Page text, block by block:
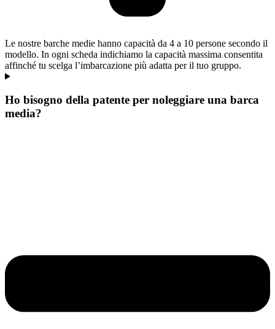
Le nostre barche medie hanno capacità da 4 a 10 persone secondo il
modello. In ogni scheda indichiamo la capacità massima consentita
affinché tu scelga l’imbarcazione più adatta per il tuo gruppo.
Ho bisogno della patente per noleggiare una barca
media?